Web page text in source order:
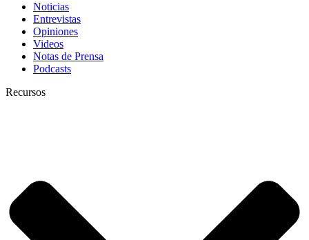
Noticias
Entrevistas
Opiniones
Videos
Notas de Prensa
Podcasts
Recursos